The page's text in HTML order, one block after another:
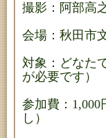
撮影：阿部高
会場：秋田市
対象：どなた
が必要です）
参加費：
し）